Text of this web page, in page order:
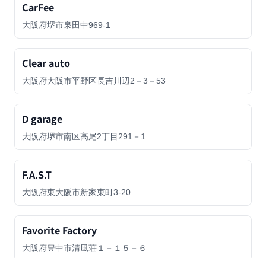
CarFee
大阪府堺市泉田中969-1
Clear auto
大阪府大阪市平野区長吉川辺2－3－53
D garage
大阪府堺市南区高尾2丁目291－1
F.A.S.T
大阪府東大阪市新家東町3-20
Favorite Factory
大阪府豊中市清風荘１－１５－６